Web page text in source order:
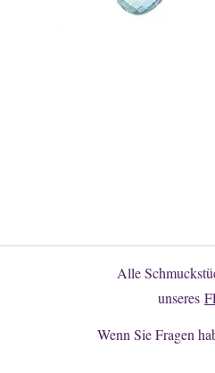
Alle
unseres
Wenn Sie Fragen